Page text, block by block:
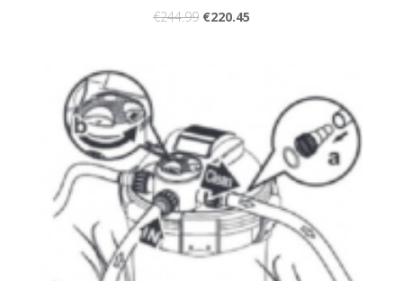
€244.99 €220.45